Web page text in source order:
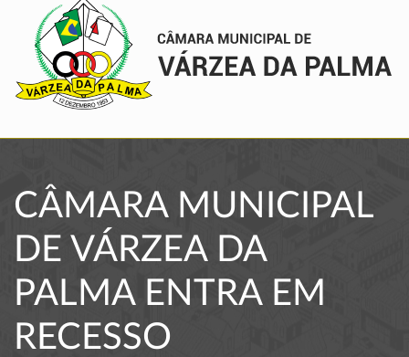
CÂMARA MUNICIPAL
DE VÁRZEA DA
PALMA ENTRA EM
RECESSO